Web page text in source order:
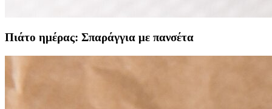
Πιάτο ημέρας: Σπαράγγια με πανσέτα